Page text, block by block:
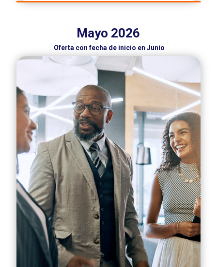
Mayo 2026
Oferta con fecha de inicio en Junio